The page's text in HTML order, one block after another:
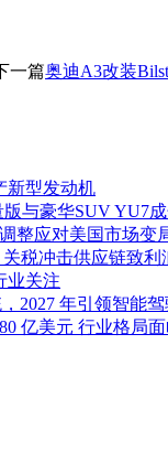
一篇奥迪A3改装
新型发动机
与豪华SUV YU7
整应对美国市场变
税冲击供应链致
业关注
2027 年引领智能
亿美元 行业格局